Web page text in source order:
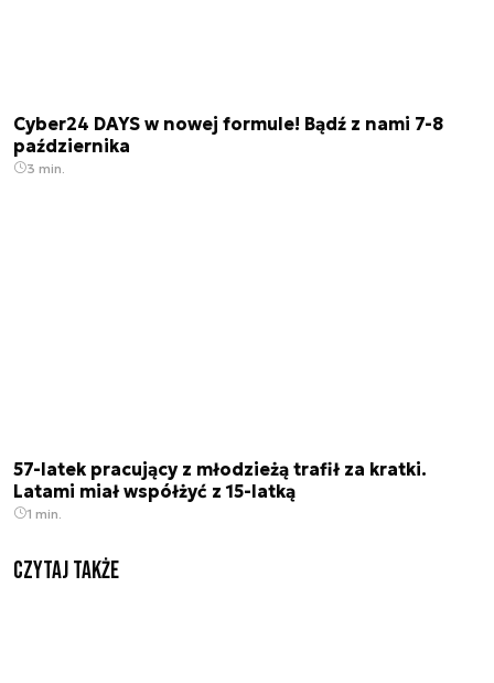
Cyber24 DAYS w nowej formule! Bądź z nami 7-8
października
3 min.
57-latek pracujący z młodzieżą trafił za kratki.
Latami miał współżyć z 15-latką
1 min.
Czytaj także